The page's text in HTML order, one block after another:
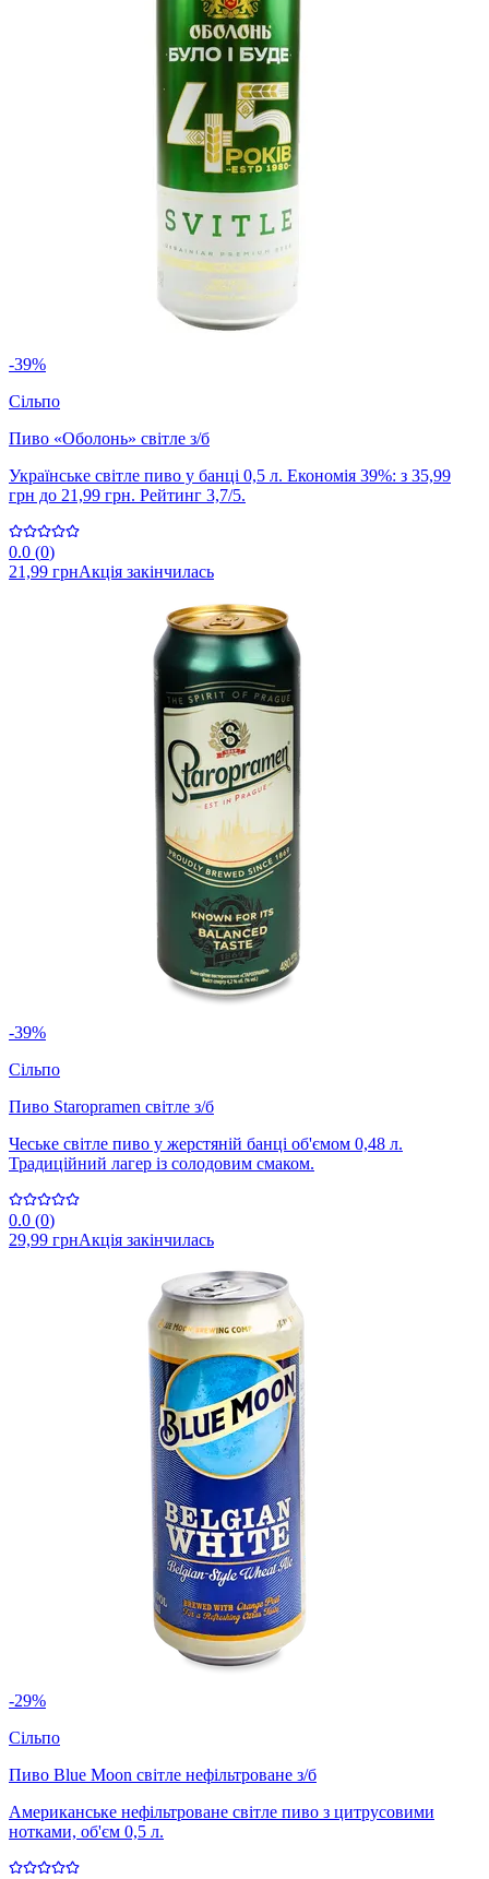
-39%
Сільпо
Пиво «Оболонь» світле з/б
Українське світле пиво у банці 0,5 л. Економія 39%: з 35,99
грн до 21,99 грн. Рейтинг 3,7/5.
0.0 (0)
21,99 грнАкція закінчилась
-39%
Сільпо
Пиво Staropramen світле з/б
Чеське світле пиво у жерстяній банці об'ємом 0,48 л.
Традиційний лагер із солодовим смаком.
0.0 (0)
29,99 грнАкція закінчилась
-29%
Сільпо
Пиво Blue Moon світле нефільтроване з/б
Американське нефільтроване світле пиво з цитрусовими
нотками, об'єм 0,5 л.